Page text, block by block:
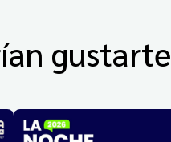
gustarte